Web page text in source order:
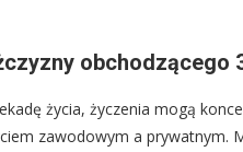
obchodzącego
życia, życzenia mogą
zawodowym a prywatnym.